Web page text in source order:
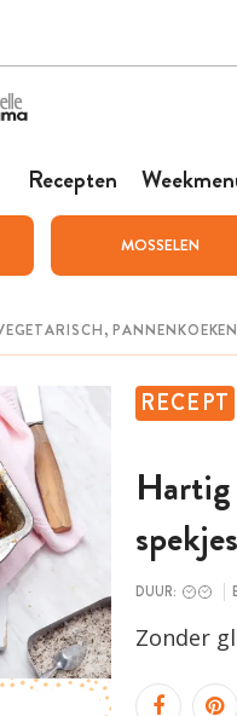
Recepten
MOSSELEN
RECEPT
spekjes
DUUR:
Zonder